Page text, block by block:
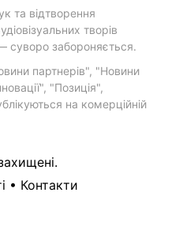
та відтворення
творів
суворо забороняється.
партнерів", "Новини
"Позиція",
на комерційній
• Контакти